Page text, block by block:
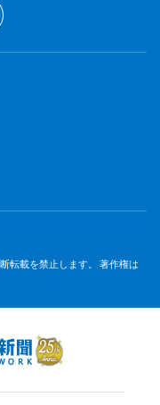
転載を禁止します。 著作権は